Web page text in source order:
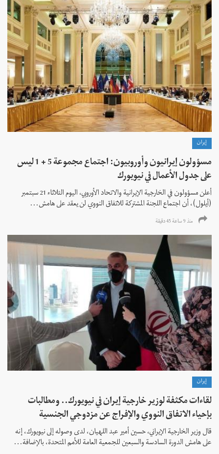
إيران
مسؤولون إيرانيون وأوروبيون: اجتماع مجموعة 5 + 1 ليس
على جدول الأعمال في نيويورك
أعلن مسؤولون في الخارجية الإيرانية والاتحاد الأوروبي، اليوم الثلاثاء 21 سبتمبر
(أيلول)، أن اجتماع اللجنة المشتركة للاتفاق النووي لن يعقد على هامش...
منذ 9 ساعة 45 دقیقة
إيران
لقاءات مكثفة لوزير خارجية إيران في نيويورك.. ومطالبات
بإحياء الاتفاق النووي والإفراج عن مزدوجي الجنسية
قال وزير الخارجية الإيراني، حسين أمير عبد اللهيان، لدى وصوله إلى نيويورك، إنه
على هامش الدورة السادسة والسبعين للجمعية العامة للأمم المتحدة، بالإضافة...